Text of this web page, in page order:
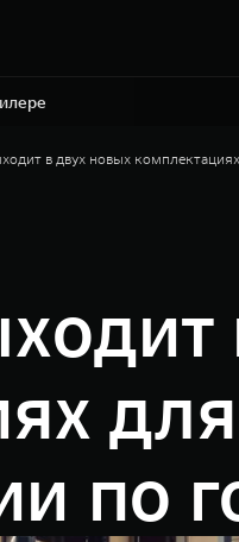
в двух новых
по